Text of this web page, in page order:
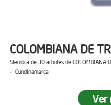
COLOMBIANA DE
Siembra de 30 arboles de COLOMBIANA
- Cundinamarca
Ver